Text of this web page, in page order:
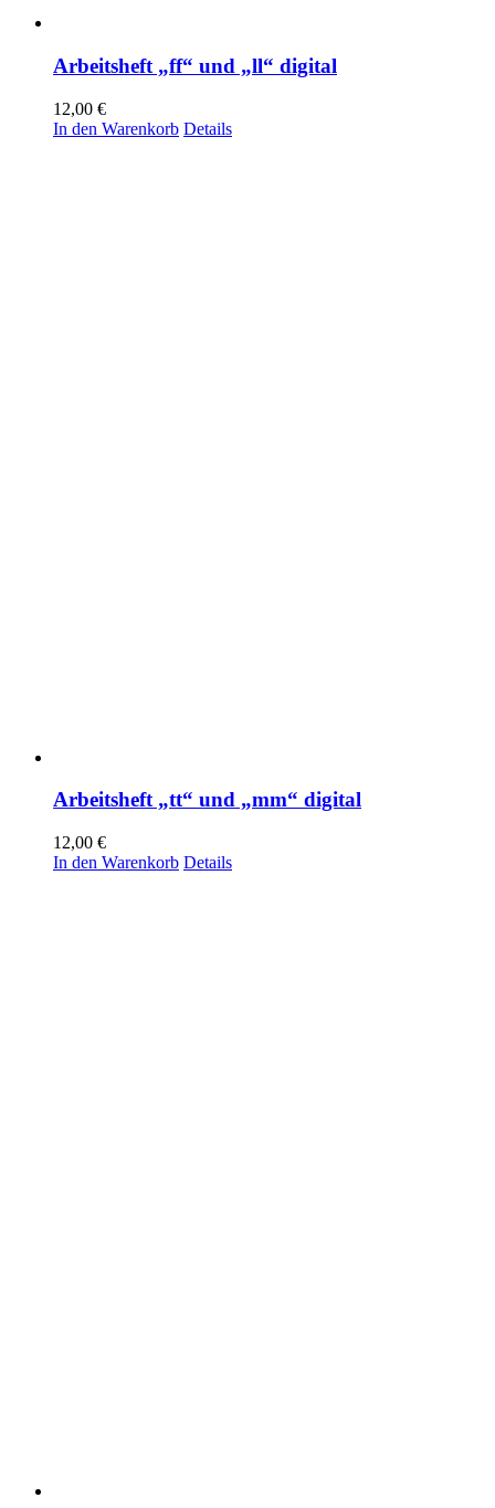
Arbeitsheft „ff“ und „ll“ digital
12,00 €
In den Warenkorb Details
Arbeitsheft „tt“ und „mm“ digital
12,00 €
In den Warenkorb Details